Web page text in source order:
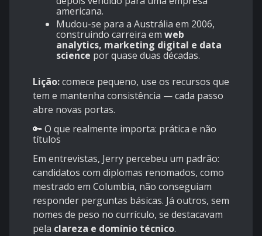
americana.
Mudou-se para a Austrália em 2006,
construindo carreira em web
analytics, marketing digital e data
science por quase duas décadas.
Lição:comece pequeno, use os recursos que
tem e mantenha consistência — cada passo
abre novas portas.
🔑 O que realmente importa: prática e não
títulos
Em entrevistas, Jerry percebeu um padrão:
candidatos com diplomas renomados, como
mestrado em Columbia, não conseguiam
responder perguntas básicas. Já outros, sem
nomes de peso no currículo, se destacavam
pela clareza e domínio técnico.